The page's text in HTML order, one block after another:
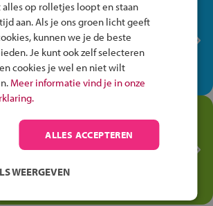
In de winkel ben je op je
plek!
Ontdek via het vmbo jouw talent
op de winkelvloer, waar elke dag
anders is!
Transport en Logistiek
Kies voor vmbo Transport en
logistiek: daar kun je mee
alles op rolletjes loopt en staan
aan. Als je ons groen licht geeft
kunnen we je de beste
Je kunt ook zelf selecteren
cookies je wel en niet wilt
Meer informatie vind je in onze
ALLES ACCEPTEREN
WEERGEVEN